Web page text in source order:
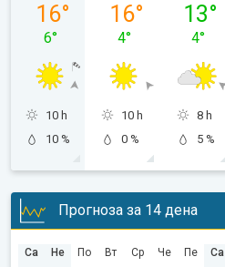
16°
6°
10 h
10 %
16°
4°
10 h
0 %
13°
4°
8 h
5 %
Прогноза за 14 дена
Са Не По Вт Ср Че Пе Са